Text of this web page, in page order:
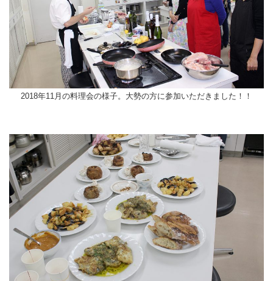
2018年11月の料理会の様子。大勢の方に参加いただきました！！